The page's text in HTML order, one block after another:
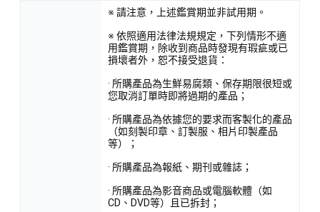
※ 請注意，上述鑑賞期並非試用期。
※ 依照適用法律法規規定，下列情形不適
用鑑賞期，除收到商品時發現有瑕疵或已
損壞者外，恕不接受退貨：
· 所購產品為生鮮易腐類、保存期限很短或
您取消訂單時即將過期的產品；
· 所購產品為依據您的要求而客製化的產品
（如刻製印章、訂製服、相片印製產品
等）；
· 所購產品為報紙、期刊或雜誌；
· 所購產品為影音商品或電腦軟體（如
CD、DVD等）且已拆封；